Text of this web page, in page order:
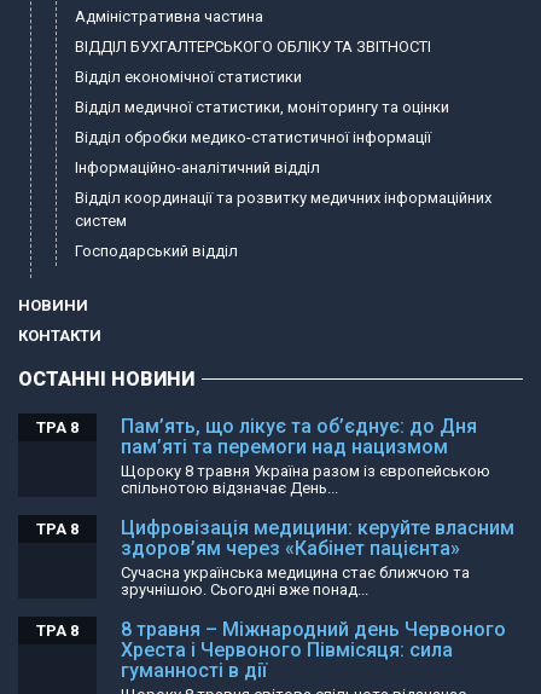
Адміністративна частина
ВІДДІЛ БУХГАЛТЕРСЬКОГО ОБЛІКУ ТА ЗВІТНОСТІ
Відділ економічної статистики
Відділ медичної статистики, моніторингу та оцінки
Відділ обробки медико-статистичної інформації
Інформаційно-аналітичний відділ
Відділ координації та розвитку медичних інформаційних
систем
Господарський відділ
НОВИНИ
КОНТАКТИ
ОСТАННІ НОВИНИ
Пам’ять, що лікує та об’єднує: до Дня
пам’яті та перемоги над нацизмом
ТРА 8
Щороку 8 травня Україна разом із європейською
спільнотою відзначає День...
Цифровізація медицини: керуйте власним
здоров’ям через «Кабінет пацієнта»
ТРА 8
Сучасна українська медицина стає ближчою та
зручнішою. Сьогодні вже понад...
8 травня – Міжнародний день Червоного
Хреста і Червоного Півмісяця: сила
гуманності в дії
ТРА 8